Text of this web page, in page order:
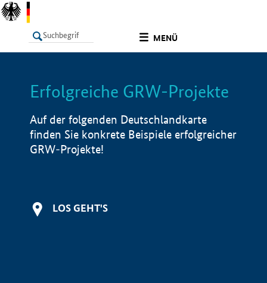
MENÜ
LISTE Info
Erfolgreiche GRW-Projekte
Auf der folgenden Deutschlandkarte
finden Sie konkrete Beispiele erfolgreicher
GRW-Projekte!
LOS GEHT'S